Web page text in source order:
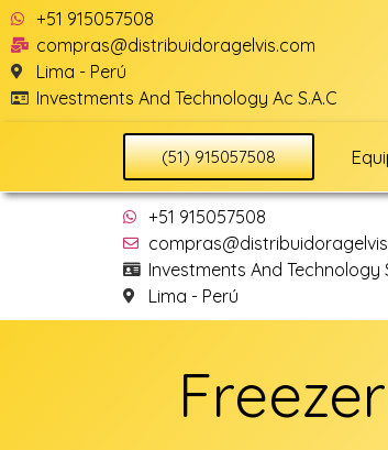
+51 915057508
compras@distribuidoragelvis.com
Lima - Perú
Investments And Technology Ac S.A.C
(51) 915057508
+51 915057508
Investments And Technology
Lima - Perú